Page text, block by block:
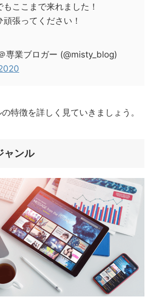
ここまで来れました！
張ってください！
専業ブロガー (@misty_blog)
特徴を詳しく見ていきましょう。
ャンル